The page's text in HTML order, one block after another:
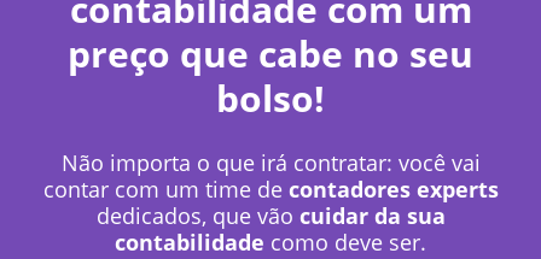
preço que cabe no seu
bolso!
Não importa o que irá contratar: você vai
contar com um time de contadores experts
dedicados, que vão cuidar da sua
contabilidade como deve ser.